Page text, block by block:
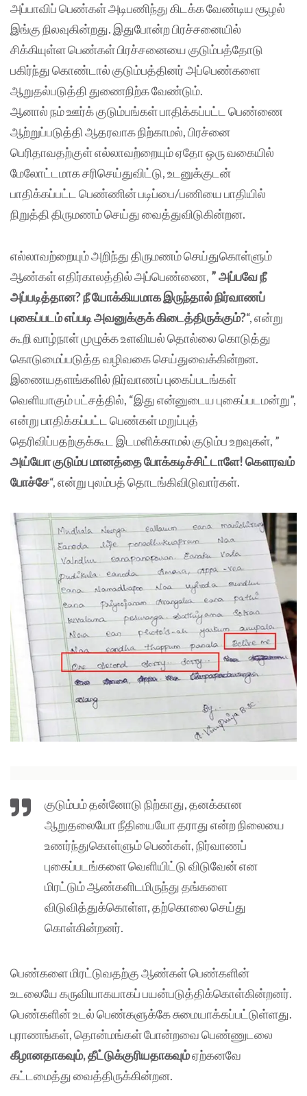
அப்பாவிப் பெண்கள் அடிபணிந்து கிடக்க வேண்டிய சூழல்
இங்கு நிலவுகின்றது. இதுபோன்ற பிரச்சனையில்
சிக்கியுள்ள பெண்கள் பிரச்சனையை குடும்பத்தோடு
பகிர்ந்து கொண்டால் குடும்பத்தினர் அப்பெண்களை
ஆறுதல்படுத்தி துணைநிற்க வேண்டும்.
ஆனால் நம் ஊர்க் குடும்பங்கள் பாதிக்கப்பட்ட பெண்ணை
ஆற்றுப்படுத்தி ஆதரவாக நிற்காமல், பிரச்னை
பெரிதாவதற்குள் எல்லாவற்றையும் ஏதோ ஒரு வகையில்
மேலோட்டமாக சரிசெய்துவிட்டு, உடனுக்குடன்
பாதிக்கப்பட்ட பெண்ணின் படிப்பை/பணியை பாதியில்
நிறுத்தி திருமணம் செய்து வைத்துவிடுகின்றன.
எல்லாவற்றையும் அறிந்து திருமணம் செய்துகொள்ளும்
ஆண்கள் எதிர்காலத்தில் அப்பெண்ணை, ” அப்பவே நீ
அப்படித்தான? நீ யோக்கியமாக இருந்தால் நிர்வாணப்
புகைப்படம் எப்படி அவனுக்குக் கிடைத்திருக்கும்?“, என்று
கூறி வாழ்நாள் முழுக்க உளவியல் தொல்லை கொடுத்து
கொடுமைப்படுத்த வழிவகை செய்துவைக்கின்றன.
இணையதளங்களில் நிர்வாணப் புகைப்படங்கள்
வெளியாகும் பட்சத்தில், “இது என்னுடைய புகைப்படமன்று”,
என்று பாதிக்கப்பட்ட பெண்கள் மறுப்புத்
தெரிவிப்பதற்குக்கூட இடமளிக்காமல் குடும்ப உறவுகள், ”
அய்யோ குடும்ப மானத்தை போக்கடிச்சிட்டாளே! கௌரவம்
போச்சே“, என்று புலம்பத் தொடங்கிவிடுவார்கள்.
குடும்பம் தன்னோடு நிற்காது, தனக்கான
ஆறுதலையோ நீதியையோ தராது என்ற நிலையை
உணர்ந்துகொள்ளும் பெண்கள், நிர்வாணப்
புகைப்படங்களை வெளியிட்டு விடுவேன் என
மிரட்டும் ஆண்களிடமிருந்து தங்களை
விடுவித்துக்கொள்ள, தற்கொலை செய்து
கொள்கின்றனர்.
பெண்களை மிரட்டுவதற்கு ஆண்கள் பெண்களின்
உடலையே கருவியாகயாகப் பயன்படுத்திக்கொள்கின்றனர்.
பெண்களின் உடல் பெண்களுக்கே சுமையாக்கப்பட்டுள்ளது.
புராணங்கள், தொன்மங்கள் போன்றவை பெண்ணுடலை
கீழானதாகவும், தீட்டுக்குரியதாகவும்ஏற்கனவே
கட்டமைத்து வைத்திருக்கின்றன.